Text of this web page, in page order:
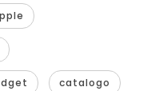
catalogo